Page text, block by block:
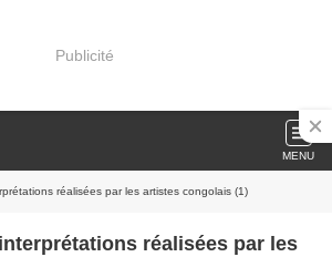
Publicité
MENU
réalisées par les artistes congolais (1)
réalisées par les